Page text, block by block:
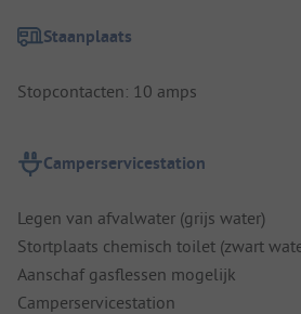
Staanplaats
Stopcontacten: 10 amps
Camperservicestation
Legen van afvalwater (grijs water)
Stortplaats chemisch toilet (zwart
Aanschaf gasflessen mogelijk
Camperservicestation